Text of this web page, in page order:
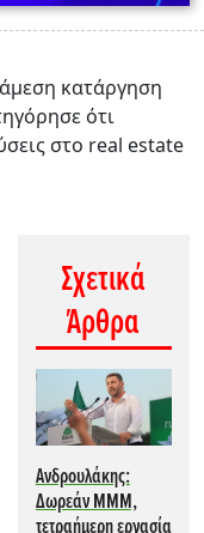
κατάργηση
ότι
στο real estate
Σχετικά
Άρθρα
Ανδρουλάκης:
Δωρεάν ΜΜΜ,